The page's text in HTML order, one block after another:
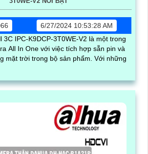
6/27/2024 10:53:28 AM
3C IPC-K9DCP-3T0WE-V2 là một trong
All In One với việc tích hợp sẵn pin và
trời trong bộ sản phẩm. Với những